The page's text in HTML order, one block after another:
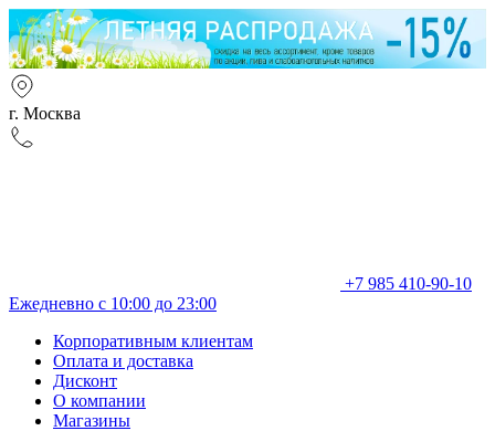
г. Москва
+7 985 410-90-10
Ежедневно с 10:00 до 23:00
Корпоративным клиентам
Оплата и доставка
Дисконт
О компании
Магазины